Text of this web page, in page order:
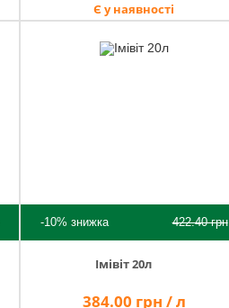
Є у наявності
-10% знижка 422.40грн
Імівіт 20л
384.00 грн / л